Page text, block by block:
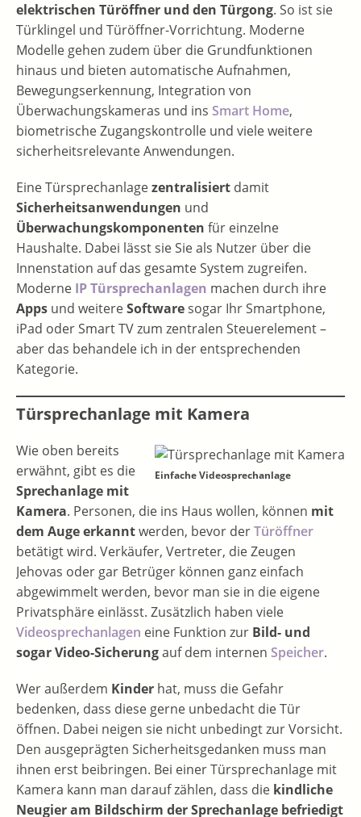
elektrischen Türöffner und den Türgong. So ist sie
Türklingel und Türöffner-Vorrichtung. Moderne
Modelle gehen zudem über die Grundfunktionen
hinaus und bieten automatische Aufnahmen,
Bewegungserkennung, Integration von
Überwachungskameras und ins Smart Home,
biometrische Zugangskontrolle und viele weitere
sicherheitsrelevante Anwendungen.
Eine Türsprechanlagezentralisiert damit
Sicherheitsanwendungen und
Überwachungskomponenten für einzelne
Haushalte. Dabei lässt sie Sie als Nutzer über die
Innenstation auf das gesamte System zugreifen.
Moderne IP Türsprechanlagen machen durch ihre
Apps und weitereSoftwaresogar Ihr Smartphone,
iPad oder Smart TV zum zentralen Steuerelement –
aber das behandele ich in der entsprechenden
Kategorie.
Türsprechanlage mit Kamera
Einfache Videosprechanlage
Wie oben bereits
erwähnt, gibt es die
Sprechanlage mit
Kamera. Personen, die ins Haus wollen, können mit
dem Auge erkanntwerden, bevor derTüröffner
betätigt wird. Verkäufer, Vertreter, die Zeugen
Jehovas oder gar Betrüger können ganz einfach
abgewimmelt werden, bevor man sie in die eigene
Privatsphäre einlässt. Zusätzlich haben viele
Videosprechanlagen eine Funktion zur Bild- und
sogar Video-Sicherungauf dem internen Speicher.
Wer außerdem Kinder hat, muss die Gefahr
bedenken, dass diese gerne unbedacht die Tür
öffnen. Dabei neigen sie nicht unbedingt zur Vorsicht.
Den ausgeprägten Sicherheitsgedanken muss man
ihnen erst beibringen. Bei einer Türsprechanlage mit
Kamera kann man darauf zählen, dass die kindliche
Neugier am Bildschirm der Sprechanlage befriedigt